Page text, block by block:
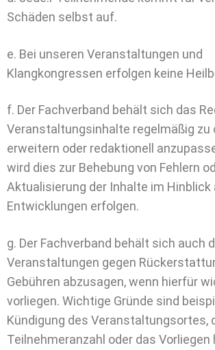
Schäden selbst auf.
e. Bei unseren Veranstaltungen und
Klangkongressen erfolgen keine
f. Der Fachverband behält sich das
Veranstaltungsinhalte regelmäßig zu
erweitern oder redaktionell
wird dies zur Behebung von Fehlern
Aktualisierung der Inhalte im Hinblick
Entwicklungen erfolgen.
g. Der Fachverband behält sich auch
Veranstaltungen gegen
Gebühren abzusagen, wenn hierfür
vorliegen. Wichtige Gründe sind
Kündigung des Veranstaltungsortes,
Teilnehmeranzahl oder das Vorliegen